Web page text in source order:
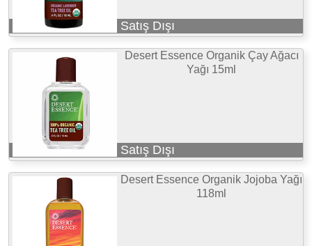
Satış Dışı
Desert Essence Organik Çay Ağacı
Yağı 15ml
Satış Dışı
Desert Essence Organik Jojoba Yağı
118ml